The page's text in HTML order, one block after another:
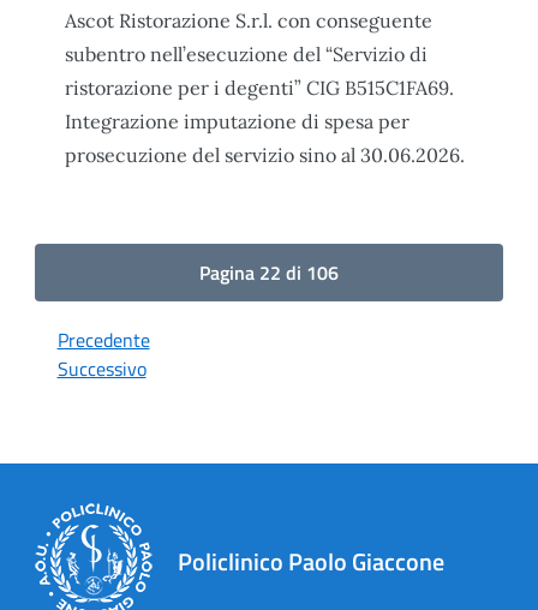
Ascot Ristorazione S.r.l. con conseguente
subentro nell’esecuzione del “Servizio di
ristorazione per i degenti” CIG B515C1FA69.
Integrazione imputazione di spesa per
prosecuzione del servizio sino al 30.06.2026.
Pagina 22 di 106
Precedente
Successivo
Policlinico Paolo Giaccone